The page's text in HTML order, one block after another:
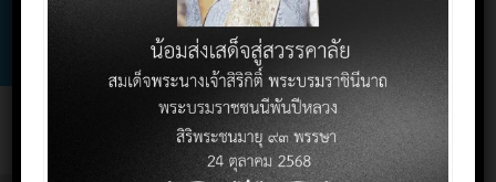
Toggle